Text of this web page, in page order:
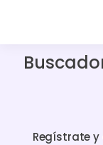
Regístrate